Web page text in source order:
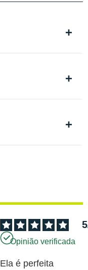
5
Opinião verificada
Ela é perfeita